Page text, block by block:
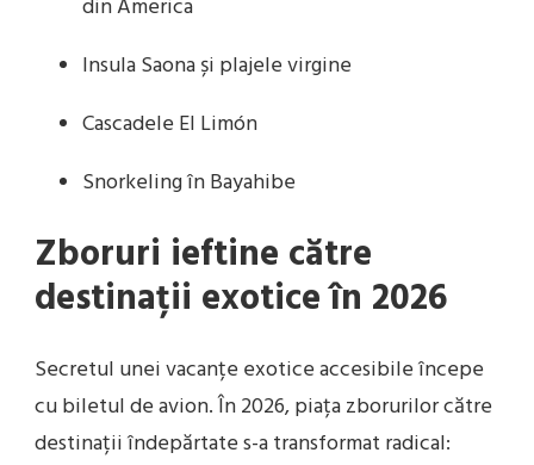
din America
Insula Saona și plajele virgine
Cascadele El Limón
Snorkeling în Bayahibe
Zboruri ieftine către
destinații exotice în 2026
Secretul unei vacanțe exotice accesibile începe
cu biletul de avion. În 2026, piața zborurilor către
destinații îndepărtate s-a transformat radical: